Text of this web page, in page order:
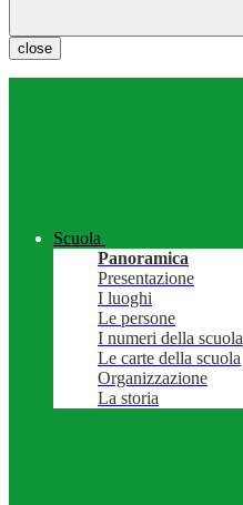
close
Scuola
Panoramica
Presentazione
I luoghi
Le persone
I numeri della scuola
Le carte della scuola
Organizzazione
La storia